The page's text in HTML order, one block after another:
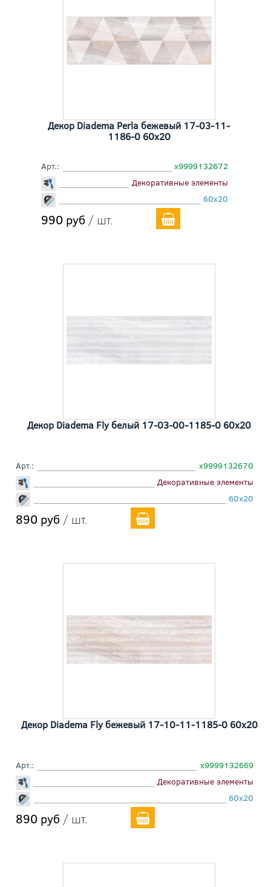
Декор Diadema Perla бежевый 17-03-11-
1186-0 60x20
Арт.:
х9999132672
Декоративные элементы
60x20
990 руб / шт.
Декор Diadema Fly белый 17-03-00-1185-0 60x20
Арт.:
х9999132670
Декоративные элементы
60x20
890 руб / шт.
Декор Diadema Fly бежевый 17-10-11-1185-0 60x20
Арт.:
х9999132669
Декоративные элементы
60x20
890 руб / шт.